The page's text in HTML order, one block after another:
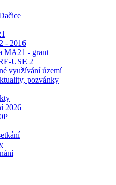
- 2016
MA21 - grant
USE 2
využívání území
pozvánky
2026